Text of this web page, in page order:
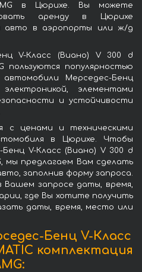
в Цюрихе. Вы можете
аренду в Цюрихе
авто в аэропорты или ж/д
V-Класс (Виано) V 300 d
пользуются популярностью
Мерседес-Бенц
элементами
и устойчивости
с ценами и техническими
в Цюрихе. Чтобы
V-Класс (Виано) V 300 d
мы предлагаем Вам сделать
заполнив форму запроса.
Вашем запросе даты, время,
где Вы хотите получить
даты, время, место или
Бенц V-Класс
комплектация